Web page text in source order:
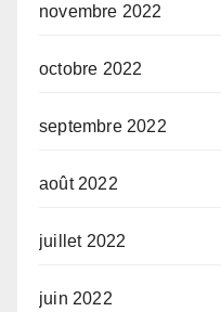
novembre 2022
octobre 2022
septembre 2022
août 2022
juillet 2022
juin 2022